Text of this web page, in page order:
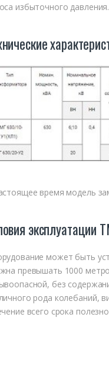
избыточного давления.
время модель
эксплуатации
может быть
превышать 1000
без
рода колебаний,
всего срока